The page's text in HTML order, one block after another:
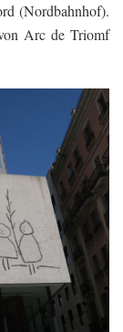
(Nordbahnhof).
Arc de Triomf